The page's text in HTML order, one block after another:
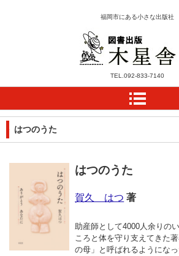
木星舎ホームページ
福岡市にある小さな出版社
TEL. 092-833-7140
はつのうた
はつのうた
賀久 はつ 著
助産師として4000人余りの
ころと体を守り支えてきた著
の母」と呼ばれるようになっ